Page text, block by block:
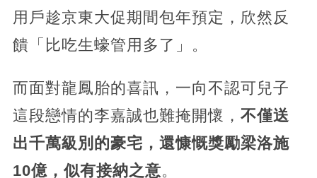
用戶趁京東大促期間包年預定，欣然反
饋「比吃生蠔管用多了」。
而面對龍鳳胎的喜訊，一向不認可兒子
這段戀情的李嘉誠也難掩開懷， 不僅送
出千萬級別的豪宅，還慷慨獎勵梁洛施
10億，似有接納之意。